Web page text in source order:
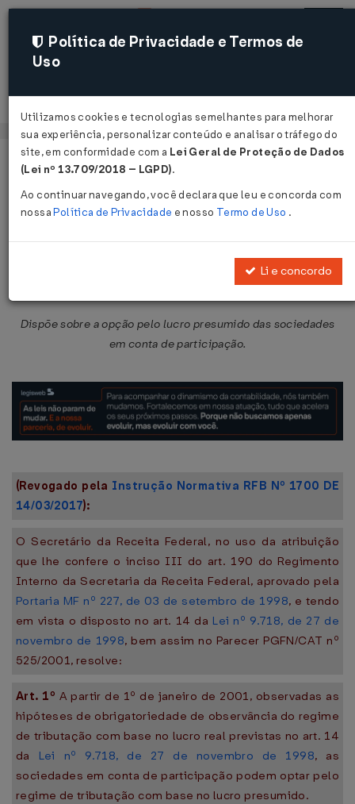
Acessar
Página Inicial Legislações
Instrução Normativa SRF nº 31 de
Dispõe sobre a opção pelo lucro presumido das sociedades
em conta de participação.
(Revogado pela Instrução Normativa RFB Nº 1700 DE
14/03/2017):
O Secretário da Receita Federal, no uso da atribuição
que lhe confere o inciso III do art. 190 do Regimento
Interno da Secretaria da Receita Federal, aprovado pela
Portaria MF nº 227, de 03 de setembro de 1998, e tendo
em vista o disposto no art. 14 da Lei nº 9.718, de 27 de
novembro de 1998, bem assim no Parecer PGFN/CAT nº
525/2001, resolve:
Art. 1º A partir de 1º de janeiro de 2001, observadas as
hipóteses de obrigatoriedade de observância do regime
de tributação com base no lucro real previstas no art. 14
da Lei nº 9.718, de 27 de novembro de 1998, as
sociedades em conta de participação podem optar pelo
regime de tributação com base no lucro presumido.
Política de Privacidade e Termos de
Uso
Utilizamos cookies e tecnologias semelhantes para melhorar
sua experiência, personalizar conteúdo e analisar o tráfego do
site, em conformidade com a Lei Geral de Proteção de Dados
(Lei nº 13.709/2018 – LGPD).
Ao continuar navegando, você declara que leu e concorda com
nossaPolítica de Privacidade e nosso Termo de Uso .
Li e concordo